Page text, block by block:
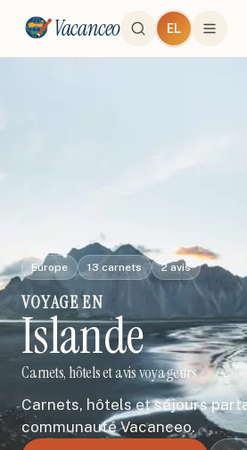
Vacanceo EL
Europe 13 carnets 2avis
VOYAGEEN
Islande
Carnets, hôtels et avis voyageurs
Carnets, hôtels et séjours
communauté Vacanceo.